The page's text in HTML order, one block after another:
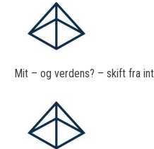
Mit – og verdens? – skift fra